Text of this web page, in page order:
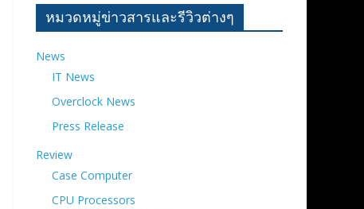
ราย
เดือน
หมวดหมู่ข่าวสารและรีวิวต่างๆ
News
IT News
Overclock News
Press Release
Review
Case Computer
CPU Processors